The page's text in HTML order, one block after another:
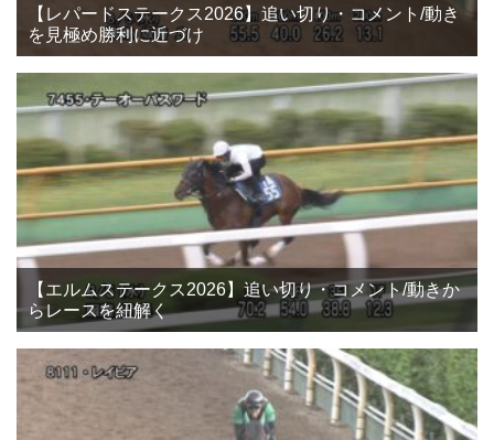
【レパードステークス2026】追い切り・コメント/動き
を見極め勝利に近づけ
【エルムステークス2026】追い切り・コメント/動きか
らレースを紐解く